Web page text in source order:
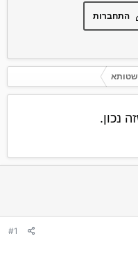
התחברות
נכון.
#1